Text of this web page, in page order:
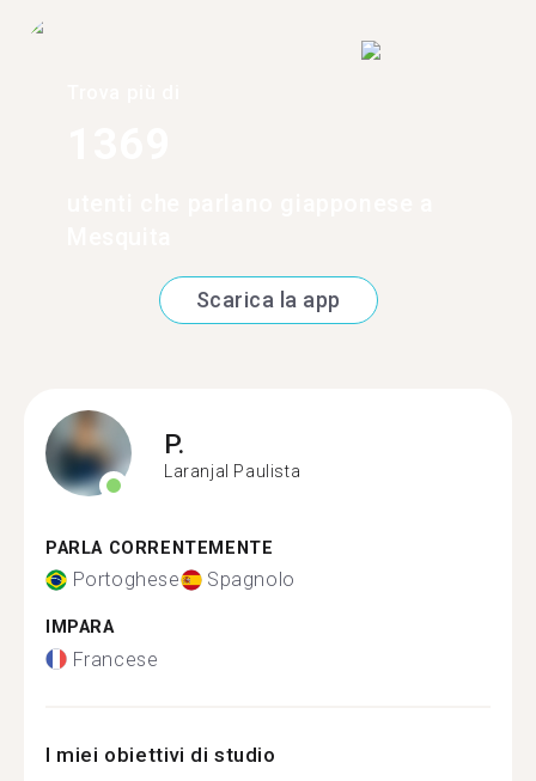
Scarica la app
P.
Laranjal Paulista
PARLA CORRENTEMENTE
Portoghese Spagnolo
IMPARA
Francese
I miei obiettivi di studio